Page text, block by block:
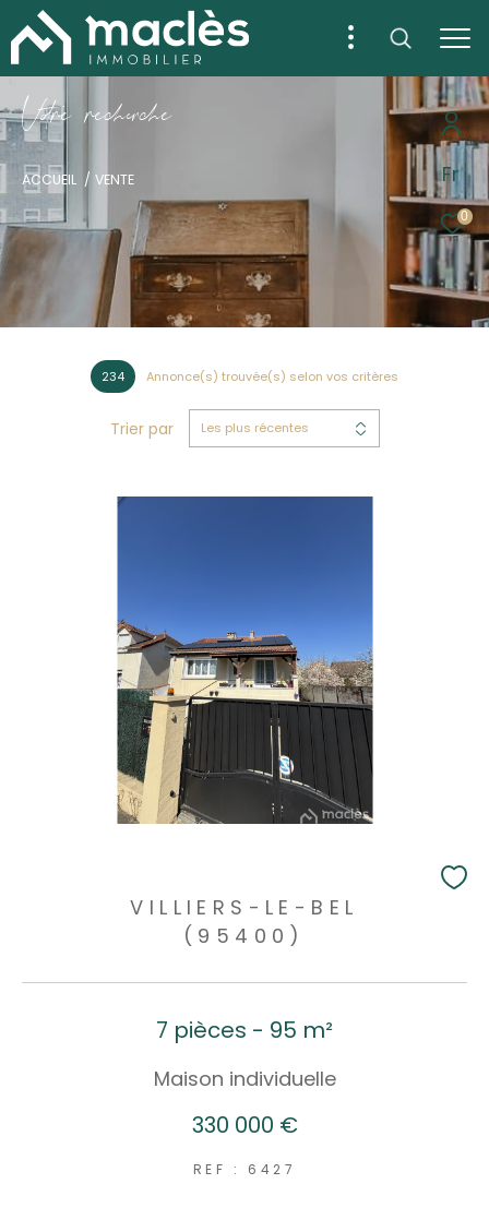
Fr
0
Vore recece
ACCUEIL VENTE
234 Annonce(s) trouvée(s) selon vos critères
Trier par Les plus récentes
VILLIERS-LE-BEL
(95400)
7 pièces - 95 m²
Maison individuelle
330 000 €
REF : 6427